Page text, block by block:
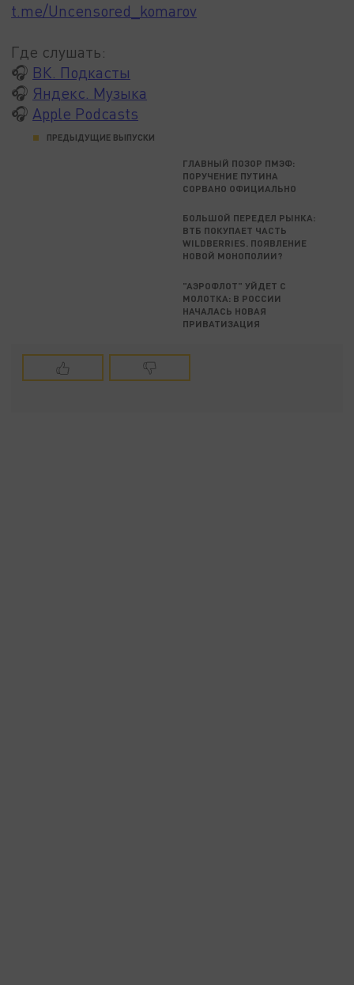
t.me/Uncensored_komarov
Где слушать:
🎧 ВК. Подкасты
🎧 Яндекс. Музыка
🎧 Apple Podcasts
ПРЕДЫДУЩИЕ ВЫПУСКИ
ГЛАВНЫЙ ПОЗОР ПМЭФ:
ПОРУЧЕНИЕ ПУТИНА
СОРВАНО ОФИЦИАЛЬНО
БОЛЬШОЙ ПЕРЕДЕЛ РЫНКА:
ВТБ ПОКУПАЕТ ЧАСТЬ
WILDBERRIES. ПОЯВЛЕНИЕ
НОВОЙ МОНОПОЛИИ?
"АЭРОФЛОТ" УЙДЕТ С
МОЛОТКА: В РОССИИ
НАЧАЛАСЬ НОВАЯ
ПРИВАТИЗАЦИЯ